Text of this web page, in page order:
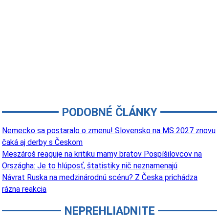
PODOBNÉ ČLÁNKY
Nemecko sa postaralo o zmenu! Slovensko na MS 2027 znovu
čaká aj derby s Českom
Meszároš reaguje na kritiku mamy bratov Pospíšilovcov na
Országha: Je to hlúposť, štatistiky nič neznamenajú
Návrat Ruska na medzinárodnú scénu? Z Česka prichádza
rázna reakcia
NEPREHLIADNITE